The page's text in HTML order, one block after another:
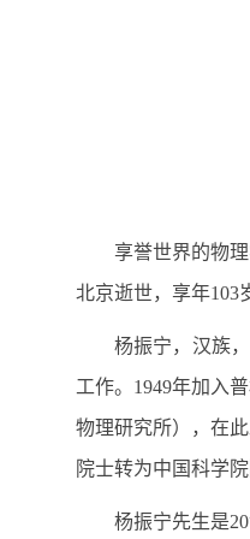
享誉世界的物
北京逝世，享年103
杨振宁，汉族
工作。1949年加入
物理研究所），在
院士转为中国科学院
杨振宁先生是